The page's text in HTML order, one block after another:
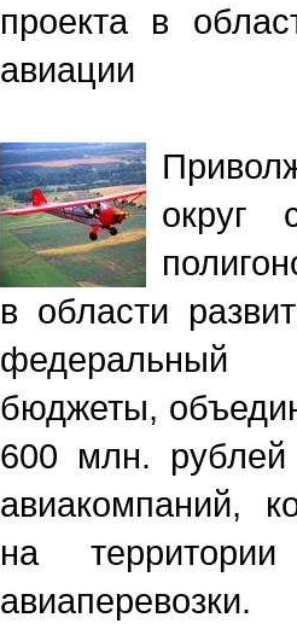
проекта в
авиации
округ
в области
бюджеты,
600 млн. рублей
авиакомпаний,
на
авиаперевозки.